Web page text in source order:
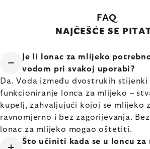
FAQ
NAJČEŠĆE SE
Je li lonac za mlijeko
vodom pri svakoj uporabi?
Da. Voda između dvostrukih stijenki
funkcioniranje lonca za mlijeko –
kupelj, zahvaljujući kojoj se mlijeko
ravnomjerno i bez zagorijevanja.
lonac za mlijeko mogao oštetiti.
Što učiniti kada se u loncu za